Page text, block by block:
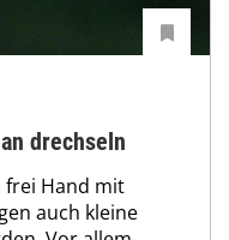
drechseln
frei Hand mit
auch kleine